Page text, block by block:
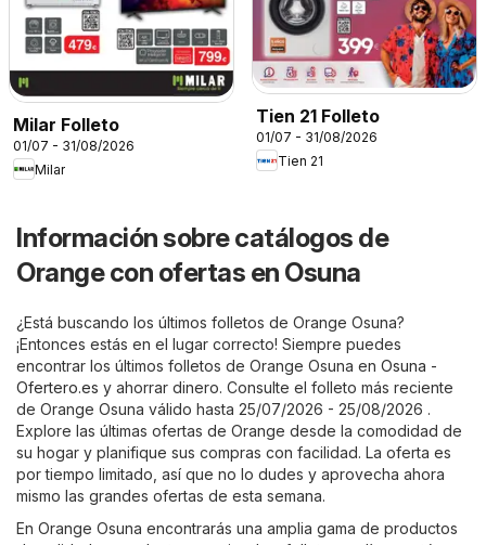
Milar Folleto
01/07 - 31/08/2026
Milar
Tien 21 Folleto
01/07 - 31/08/2026
Tien 21
Información sobre catálogos de
Orange con ofertas en Osuna
¿Está buscando los últimos folletos de Orange Osuna?
¡Entonces estás en el lugar correcto! Siempre puedes
encontrar los últimos folletos de Orange Osuna en Osuna -
Ofertero.es y ahorrar dinero. Consulte el folleto más reciente
de Orange Osuna válido hasta 25/07/2026 - 25/08/2026 .
Explore las últimas ofertas de Orange desde la comodidad de
su hogar y planifique sus compras con facilidad. La oferta es
por tiempo limitado, así que no lo dudes y aprovecha ahora
mismo las grandes ofertas de esta semana.
En Orange Osuna encontrarás una amplia gama de productos